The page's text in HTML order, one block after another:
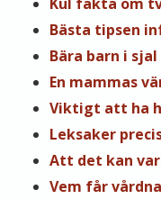
Bästa tipsen
Bära barn i sjal
En mammas
Viktigt att ha
Leksaker
Att det kan
Vem får